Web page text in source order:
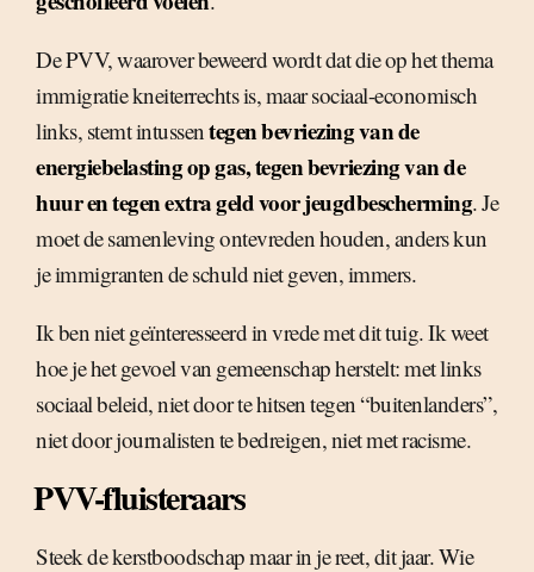
De PVV, waarover beweerd wordt dat die op het thema
immigratie kneiterrechts is, maar sociaal-economisch
links, stemt intussentegen bevriezing van de
energiebelasting op gas, tegen bevriezing van de
huur en tegen extra geld voor jeugdbescherming. Je
moet de samenleving ontevreden houden, anders kun
je immigranten de schuld niet geven, immers.
Ik ben niet geïnteresseerd in vrede met dit tuig. Ik weet
hoe je het gevoel van gemeenschap herstelt: met links
sociaal beleid, niet door te hitsen tegen “buitenlanders”,
niet door journalisten te bedreigen, niet met racisme.
PVV-fluisteraars
Steek de kerstboodschap maar in je reet, dit jaar. Wie